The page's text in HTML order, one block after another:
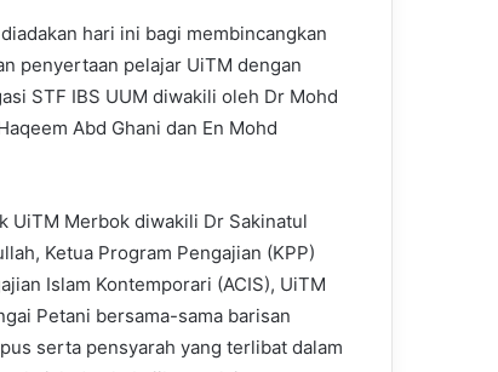
hari ini bagi membincangkan
penyertaan pelajar UiTM dengan
STF IBS UUM diwakili oleh Dr Mohd
Abd Ghani dan En Mohd
UiTM Merbok diwakili Dr Sakinatul
Ketua Program Pengajian (KPP)
Islam Kontemporari (ACIS), UiTM
Petani bersama-sama barisan
serta pensyarah yang terlibat dalam